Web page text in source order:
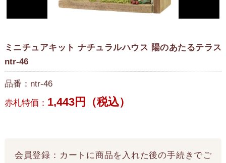
ミニチュアキット ナチュラルハウス 陽のあたるテラス
ntr-46
品番：ntr-46
赤札特価： 1,443円（税込）
会員登録：カートに商品を入れた後の手続きでご